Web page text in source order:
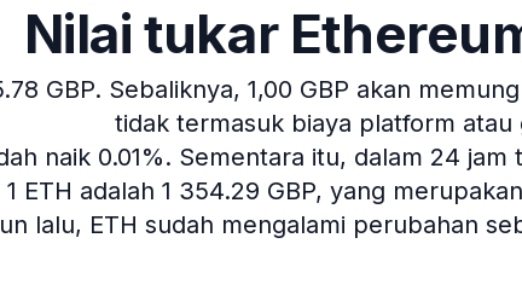
Nilai tukar
GBP. Sebaliknya, 1,00 GBP akan
tidak termasuk biaya platform atau
naik 0.01%. Sementara itu, dalam 24 jam
ETH adalah 1 354.29 GBP, yang
lalu, ETH sudah mengalami perubahan